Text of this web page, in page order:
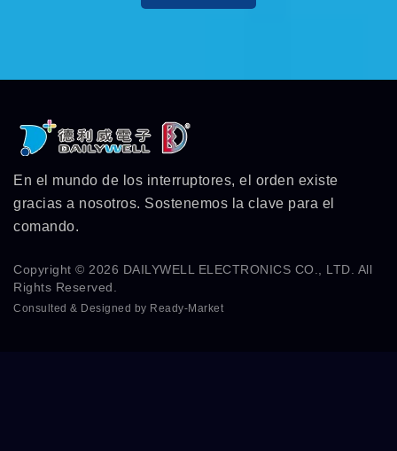
En el mundo de los interruptores, el orden existe
gracias a nosotros. Sostenemos la clave para el
comando.
Copyright © 2026 DAILYWELL ELECTRONICS CO., LTD. All
Rights Reserved.
Consulted & Designed by Ready-Market